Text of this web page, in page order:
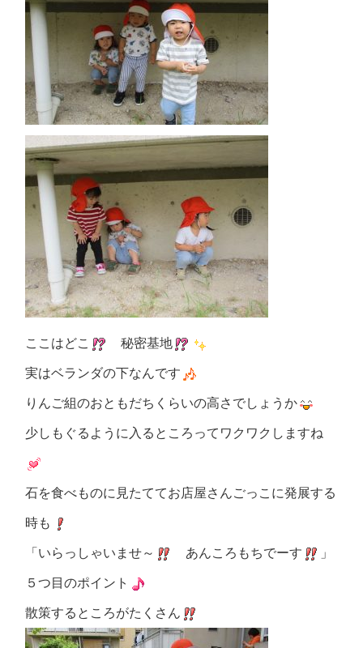
ここはどこ 秘密基地
実はベランダの下なんです
りんご組のおともだちくらいの高さでしょうか
少しもぐるように入るところってワクワクしますね
石を食べものに見たててお店屋さんごっこに発展する
時も
「いらっしゃいませ～ あんころもちでーす 」
５つ目のポイント
散策するところがたくさん